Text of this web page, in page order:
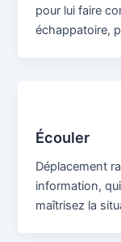
pour lui faire
échappatoire,
Écouler
Déplacement
information,
maîtrisez la